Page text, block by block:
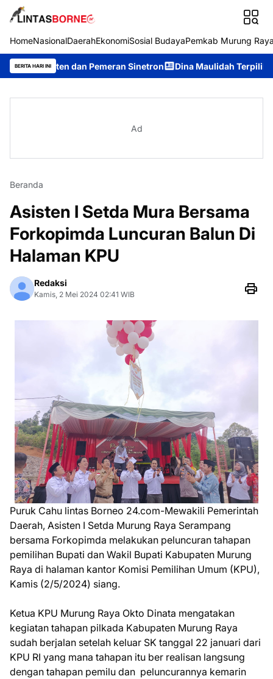
HomeNasionalDaerahEkonomiSosial BudayaPemkab Murung
BERITA HARI INI
dan Pemeran Sinetron Dina Maulidah Terpilih Aklamasi
Ad
Beranda
Asisten I Setda Mura Bersama
Forkopimda Luncuran Balun Di
Halaman KPU
Redaksi
Kamis, 2 Mei 2024 02:41 WIB
Puruk Cahu lintas Borneo 24.com-Mewakili Pemerintah
Daerah, Asisten I Setda Murung Raya Serampang
bersama Forkopimda melakukan peluncuran tahapan
pemilihan Bupati dan Wakil Bupati Kabupaten Murung
Raya di halaman kantor Komisi Pemilihan Umum (KPU),
Kamis (2/5/2024) siang.
Ketua KPU Murung Raya Okto Dinata mengatakan
kegiatan tahapan pilkada Kabupaten Murung Raya
sudah berjalan setelah keluar SK tanggal 22 januari dari
KPU RI yang mana tahapan itu ber realisan langsung
dengan tahapan pemilu dan peluncurannya kemarin